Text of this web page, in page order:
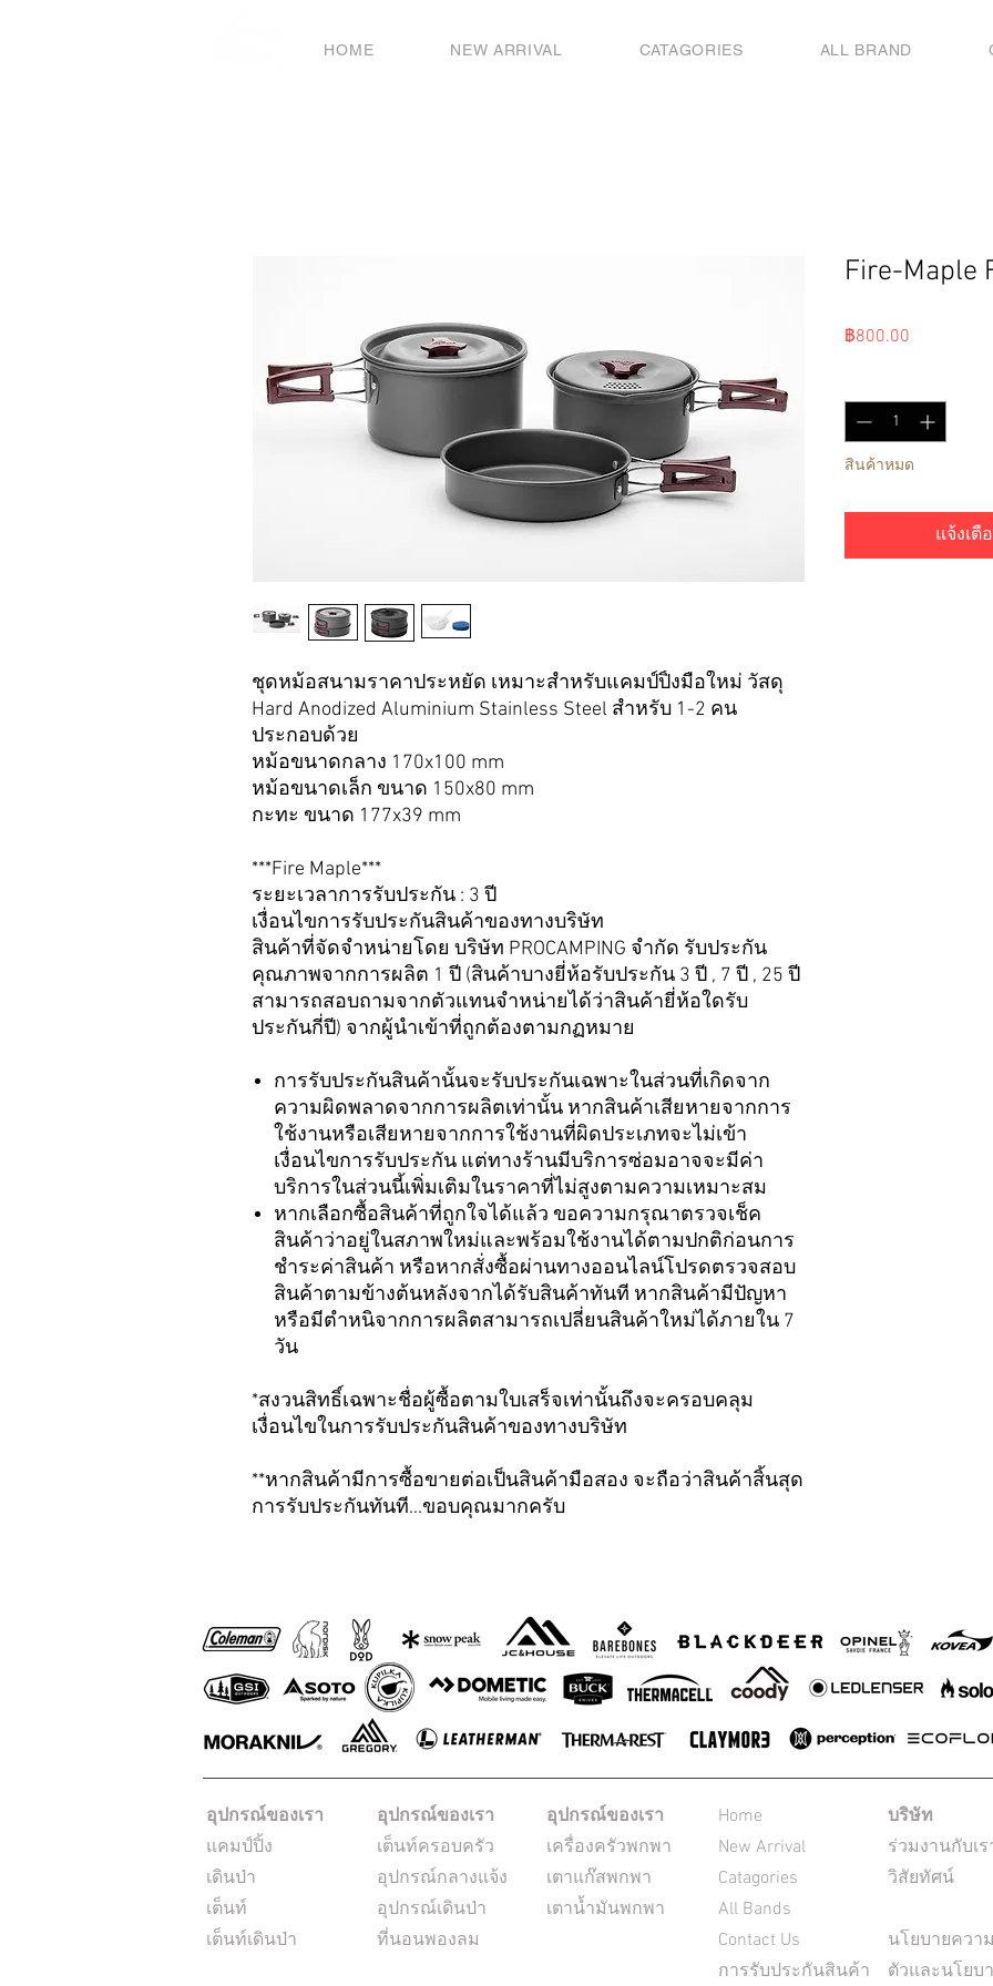
HOME NEW ARRIVAL CATAGORIES ALL BRAND
ชุดหม้อสนามราคาประหยัด เหมาะสำหรับแคมป์ปิ้งมือใหม่ วัสดุ
Hard Anodized Aluminium Stainless Steel สำหรับ 1-2 คน
ประกอบด้วย
หม้อขนาดกลาง 170x100 mm
หม้อขนาดเล็ก ขนาด 150x80 mm
กะทะ ขนาด 177x39 mm
***Fire Maple***
ระยะเวลาการรับประกัน : 3 ปี
เงื่อนไขการรับประกันสินค้าของทางบริษัท
สินค้าที่จัดจำหน่ายโดย บริษัท PROCAMPING จำกัด รับประกัน
คุณภาพจากการผลิต 1 ปี (สินค้าบางยี่ห้อรับประกัน 3 ปี , 7 ปี , 25 ปี
สามารถสอบถามจากตัวแทนจำหน่ายได้ว่าสินค้ายี่ห้อใดรับ
ประกันกี่ปี) จากผู้นำเข้าที่ถูกต้องตามกฏหมาย
การรับประกันสินค้านั้นจะรับประกันเฉพาะในส่วนที่เกิดจาก
ความผิดพลาดจากการผลิตเท่านั้น หากสินค้าเสียหายจากการ
ใช้งานหรือเสียหายจากการใช้งานที่ผิดประเภทจะไม่เข้า
เงื่อนไขการรับประกัน แต่ทางร้านมีบริการซ่อมอาจจะมีค่า
บริการในส่วนนี้เพิ่มเติมในราคาที่ไม่สูงตามความเหมาะสม
หากเลือกซื้อสินค้าที่ถูกใจได้แล้ว ขอความกรุณาตรวจเช็ค
สินค้าว่าอยู่ในสภาพใหม่และพร้อมใช้งานได้ตามปกติก่อนการ
ชำระค่าสินค้า หรือหากสั่งซื้อผ่านทางออนไลน์โปรดตรวจสอบ
สินค้าตามข้างต้นหลังจากได้รับสินค้าทันที หากสินค้ามีปัญหา
หรือมีตำหนิจากการผลิตสามารถเปลี่ยนสินค้าใหม่ได้ภายใน 7
วัน
*สงวนสิทธิ์เฉพาะชื่อผู้ซื้อตามใบเสร็จเท่านั้นถึงจะครอบคลุม
เงื่อนไขในการรับประกันสินค้าของทางบริษัท
**หากสินค้ามีการซื้อขายต่อเป็นสินค้ามือสอง จะถือว่าสินค้าสิ้นสุด
การรับประกันทันที...ขอบคุณมากครับ
Fire-Maple
฿800.00
สินค้าหมด
แจ้งเตื
อุปกรณ์ของเรา
แคมป์ปิ้ง
เดินป่า
เต็นท์
เต็นท์เดินป่า
อุปกรณ์ของเรา
เต็นท์ครอบครัว
อุปกรณ์กลางแจ้ง
อุปกรณ์เดินป่า
ที่นอนพองลม
อุปกรณ์ของเรา
เครื่องครัวพกพา
เตาแก๊สพกพา
เตาน้ำมันพกพา
Home
New Arrival
Catagories
All Bands
Contact Us
การรับประกันสินค้า
บริษัท
ร่วมงานกับเร
วิสัยทัศน์
นโยบายควา
ตัวและนโยบ